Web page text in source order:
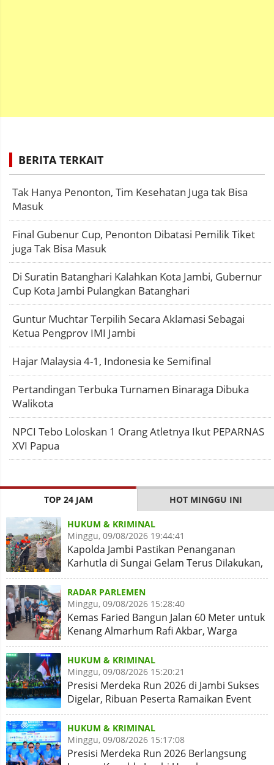
BERITA TERKAIT
Tak Hanya Penonton, Tim Kesehatan Juga tak Bisa
Masuk
Final Gubenur Cup, Penonton Dibatasi Pemilik Tiket
juga Tak Bisa Masuk
Di Suratin Batanghari Kalahkan Kota Jambi, Gubernur
Cup Kota Jambi Pulangkan Batanghari
Guntur Muchtar Terpilih Secara Aklamasi Sebagai
Ketua Pengprov IMI Jambi
Hajar Malaysia 4-1, Indonesia ke Semifinal
Pertandingan Terbuka Turnamen Binaraga Dibuka
Walikota
NPCI Tebo Loloskan 1 Orang Atletnya Ikut PEPARNAS
XVI Papua
TOP 24 JAM HOT MINGGU INI
HUKUM & KRIMINAL
Minggu, 09/08/2026 19:44:41
Kapolda Jambi Pastikan Penanganan
Karhutla di Sungai Gelam Terus Dilakukan,
Sinergi Diperkuat
RADAR PARLEMEN
Minggu, 09/08/2026 15:28:40
Kemas Faried Bangun Jalan 60 Meter untuk
Kenang Almarhum Rafi Akbar, Warga
Simpang Rimbo Syukuran
HUKUM & KRIMINAL
Minggu, 09/08/2026 15:20:21
Presisi Merdeka Run 2026 di Jambi Sukses
Digelar, Ribuan Peserta Ramaikan Event
Nasional
HUKUM & KRIMINAL
Minggu, 09/08/2026 15:17:08
Presisi Merdeka Run 2026 Berlangsung